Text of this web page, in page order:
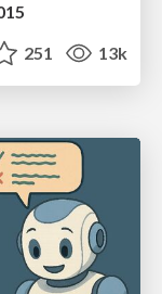
251 13k